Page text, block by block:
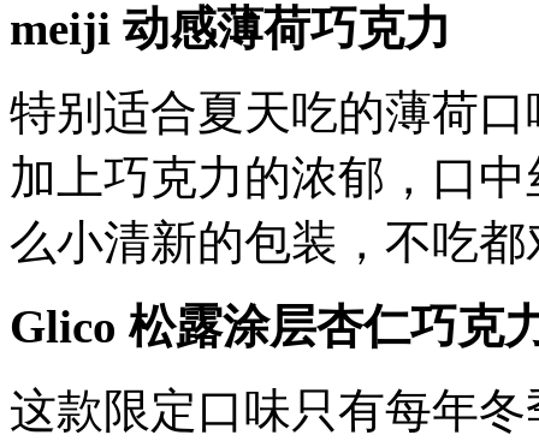
meiji 动感薄荷巧克力
特别适合夏天吃的薄荷
加上巧克力的浓郁，口
么小清新的包装，不吃
Glico 松露涂层杏仁巧克
这款限定口味只有每年